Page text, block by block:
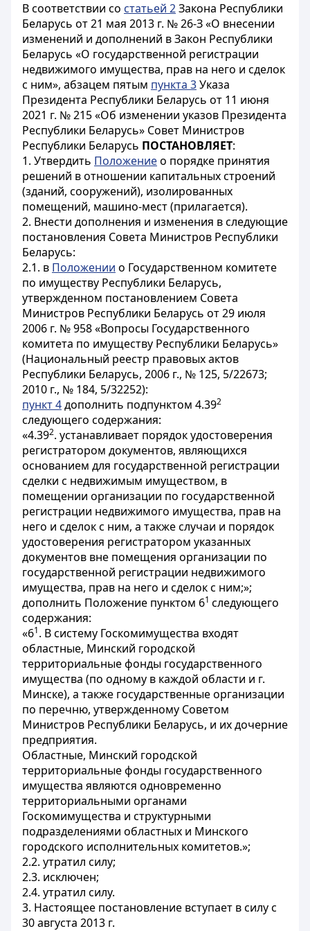
В соответствии со статьей 2Закона Республики
Беларусь от 21 мая 2013 г. № 26-З«О внесении
изменений и дополнений в Закон Республики
Беларусь «О государственной регистрации
недвижимого имущества, прав на него и сделок
с ним», абзацем пятым пункта 3Указа
Президента Республики Беларусь от 11 июня
2021 г. № 215 «Об изменении указов Президента
Республики Беларусь» Совет Министров
Республики Беларусь ПОСТАНОВЛЯЕТ:
1. Утвердить Положениео порядке принятия
решений в отношении капитальных строений
(зданий, сооружений), изолированных
помещений, машино-мест (прилагается).
2. Внести дополнения и изменения в следующие
постановления Совета Министров Республики
Беларусь:
2.1. в Положении о Государственном комитете
по имуществу Республики Беларусь,
утвержденном постановлением Совета
Министров Республики Беларусь от 29 июля
2006 г. № 958 «Вопросы Государственного
комитета по имуществу Республики Беларусь»
(Национальный реестр правовых актов
Республики Беларусь, 2006 г., № 125, 5/22673;
2010 г., № 184, 5/32252):
пункт 4дополнить подпунктом 4.392
следующего содержания:
«4.392. устанавливает порядок удостоверения
регистратором документов, являющихся
основанием для государственной регистрации
сделки с недвижимым имуществом, в
помещении организации по государственной
регистрации недвижимого имущества, прав на
него и сделок с ним, а также случаи и порядок
удостоверения регистратором указанных
документов вне помещения организации по
государственной регистрации недвижимого
имущества, прав на него и сделок с ним;»;
дополнить Положение пунктом 61 следующего
содержания:
«61. В систему Госкомимущества входят
областные, Минский городской
территориальные фонды государственного
имущества (по одному в каждой области и г.
Минске), а также государственные организации
по перечню, утвержденному Советом
Министров Республики Беларусь, и их дочерние
предприятия.
Областные, Минский городской
территориальные фонды государственного
имущества являются одновременно
территориальными органами
Госкомимущества и структурными
подразделениями областных и Минского
городского исполнительных комитетов.»;
2.2. утратил силу;
2.3. исключен;
2.4. утратил силу.
3. Настоящее постановление вступает в силу с
30 августа 2013 г.